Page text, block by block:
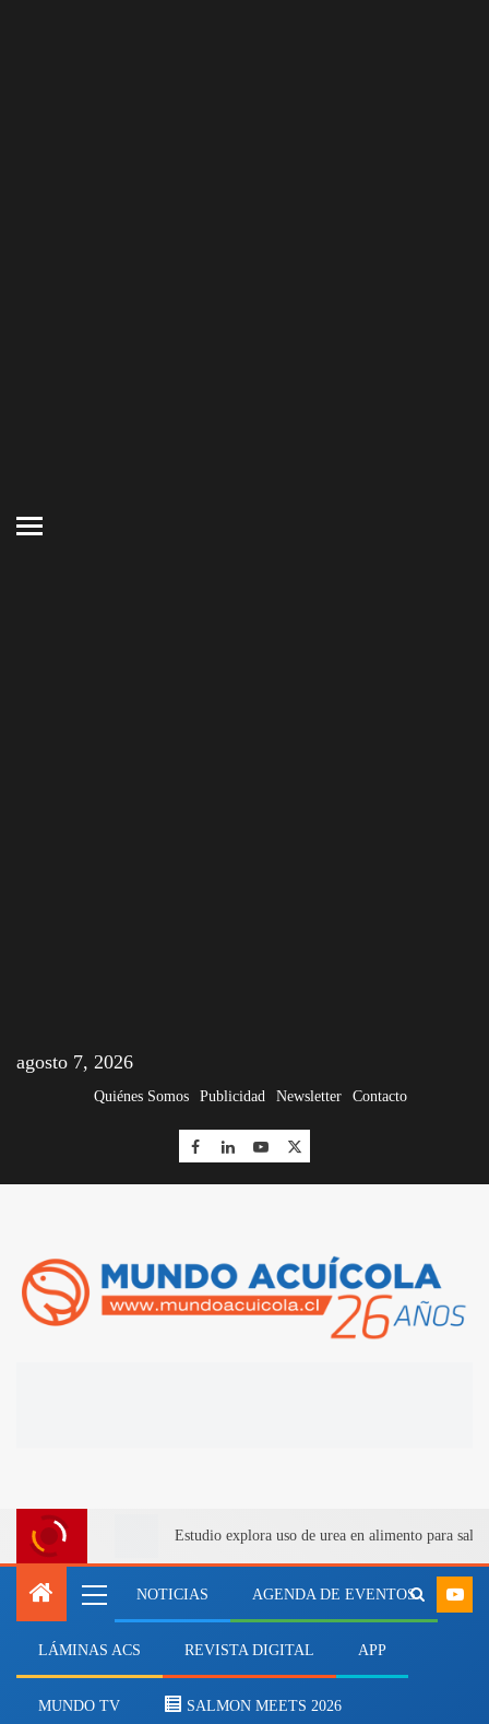
agosto 7, 2026
Quiénes Somos Publicidad Newsletter Contacto
Estudio explora uso de urea en alimento para
NOTICIAS AGENDA DE EVENTOS
LÁMINAS ACS REVISTA DIGITAL APP
MUNDO TV SALMON MEETS 2026
Día Nacional de la Pesca
Artesanal